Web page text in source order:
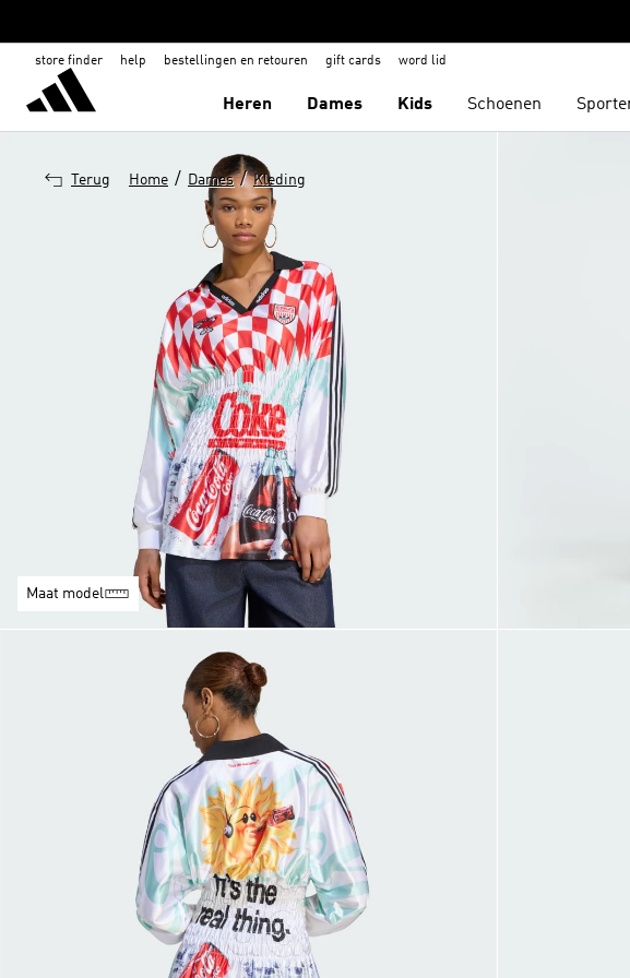
store finder help bestellingen en retouren gift cards word lid
Heren Dames Kids Schoenen
Terug Home / Dames / Kleding
Maat model